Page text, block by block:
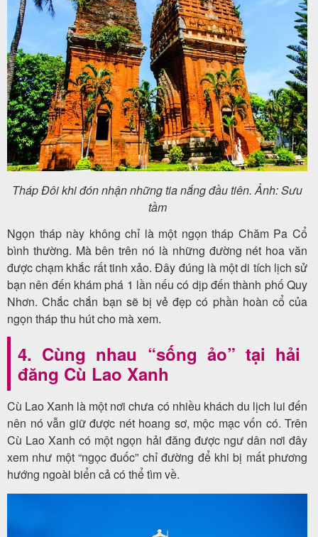
Tháp Đôi khi đón nhận những tia nắng đầu tiên. Ảnh: Sưu
tầm
Ngọn tháp này không chỉ là một ngọn tháp Chăm Pa Cổ
bình thường. Mà bên trên nó là những đường nét hoa văn
được chạm khắc rất tinh xảo. Đây đúng là một di tích lịch sử
bạn nên đến khám phá 1 lần nếu có dịp đến thành phố Quy
Nhơn. Chắc chắn bạn sẽ bị vẻ đẹp có phần hoàn cổ của
ngọn tháp thu hút cho mà xem.
4. Cùng nhau “sống ảo” tại hải
đăng Cù Lao Xanh
Cù Lao Xanh là một nơi chưa có nhiều khách du lịch lui đến
nên nó vẫn giữ được nét hoang sơ, mộc mạc vốn có. Trên
Cù Lao Xanh có một ngọn hải đăng được ngư dân nơi đây
xem như một “ngọc đuốc” chỉ đường để khi bị mất phương
hướng ngoài biển cả có thể tìm về.